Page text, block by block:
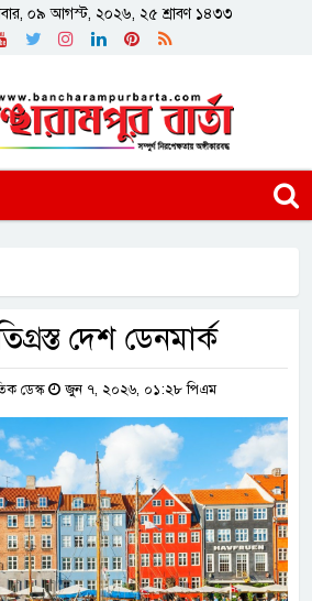
০৯ আগস্ট, ২০২৬, ২৫ শ্রাবণ ১৪৩৩
দেশ ডেনমার্ক
ডেস্ক জুন ৭, ২০২৬, ০১:২৮ পিএম